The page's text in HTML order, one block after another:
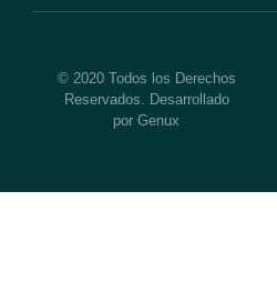
© 2020 Todos los Derechos
Reservados. Desarrollado
por Genux